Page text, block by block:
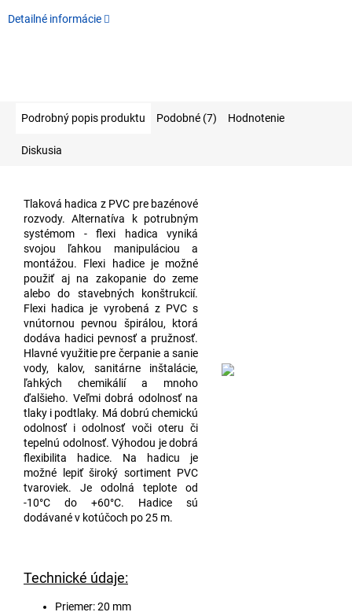
Detailné informácie
Podrobný popis produktu Podobné (7) Hodnotenie
Diskusia
Tlaková hadica z PVC pre bazénové
rozvody. Alternatíva k potrubným
systémom - flexi hadica vyniká
svojou ľahkou manipuláciou a
montážou. Flexi hadice je možné
použiť aj na zakopanie do zeme
alebo do stavebných konštrukcií.
Flexi hadica je vyrobená z PVC s
vnútornou pevnou špirálou, ktorá
dodáva hadici pevnosť a pružnosť.
Hlavné využitie pre čerpanie a sanie
vody, kalov, sanitárne inštalácie,
ľahkých chemikálií a mnoho
ďalšieho. Veľmi dobrá odolnosť na
tlaky i podtlaky. Má dobrú chemickú
odolnosť i odolnosť voči oteru či
tepelnú odolnosť. Výhodou je dobrá
flexibilita hadice. Na hadicu je
možné lepiť široký sortiment PVC
tvaroviek. Je odolná teplote od
-10°C do +60°C. Hadice sú
dodávané v kotúčoch po 25 m.
Technické údaje:
Priemer: 20 mm